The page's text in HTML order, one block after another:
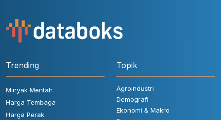
Trending
Minyak Mentah
Harga Tembaga
Harga Perak
Topik
Agroindustri
Demografi
Ekonomi & Makro